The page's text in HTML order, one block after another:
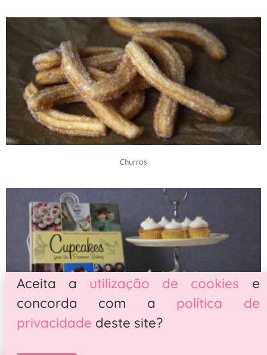
Churros
Aceita a utilização de cookies e
concorda com a política de
privacidade deste site?